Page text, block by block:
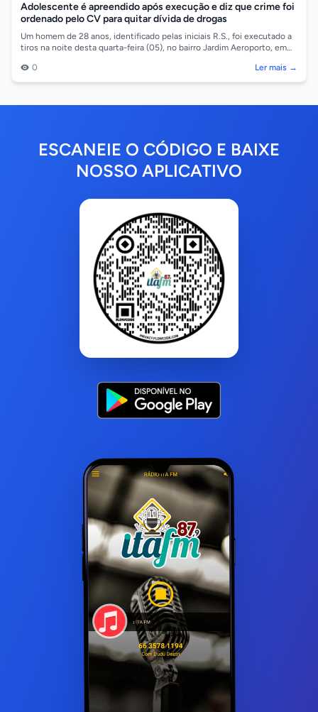
Adolescente é apreendido após execução e diz que crime foi
ordenado pelo CV para quitar dívida de drogas
Um homem de 28 anos, identificado pelas iniciais R.S., foi executado a
tiros na noite desta quarta-feira (05), no bairro Jardim Aeroporto, em
0
Ler mais →
ESCANEIE O CÓDIGO E BAIXE
NOSSO APLICATIVO